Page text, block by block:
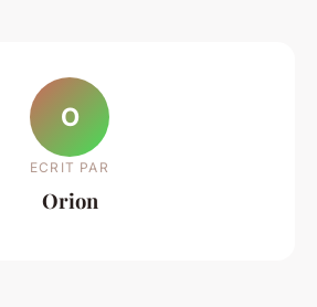
O
ECRIT PAR
Orion